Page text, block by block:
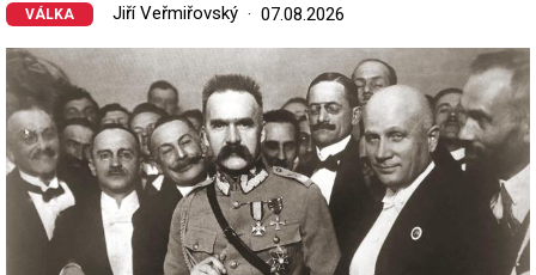
VÁLKA Jiří Veřmiřovský 07.08.2026
Image